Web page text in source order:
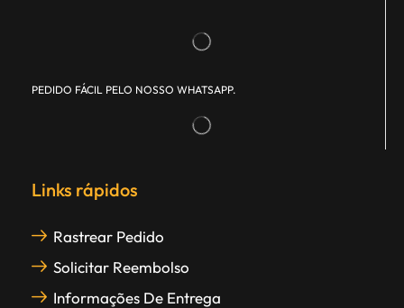
PEDIDO FÁCIL PELO NOSSO WHATSAPP.
Links rápidos
Rastrear Pedido
Solicitar Reembolso
Informações De Entrega